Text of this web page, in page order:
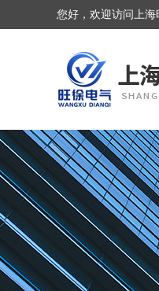
您好，欢迎访问上海